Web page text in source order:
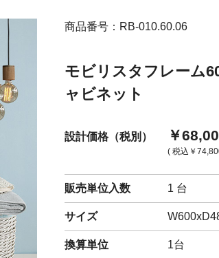
ジにある「お気に入り登録」を押すと登録
閉じる
商品番号：RB-010.60.06
モビリスタフレーム
ャビネット
設計価格（税別） ￥
( 税込 ￥
販売単位入数 1 台
サイズ
換算単位 1台